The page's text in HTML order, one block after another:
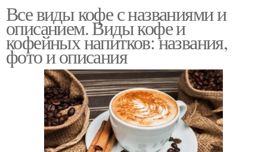
Все виды кофе с названиями и
описанием. Виды кофе и
кофейных напитков: названия,
фото и описания